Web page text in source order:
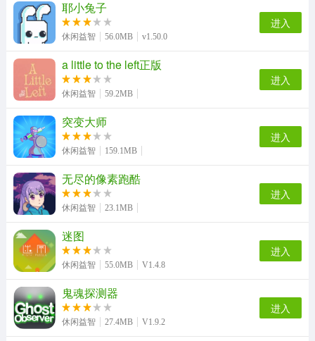
耶小兔子
休闲益智 56.0MB v1.50.0
进入
a little to the left正版
休闲益智 59.2MB
进入
突变大师
休闲益智 159.1MB
进入
无尽的像素跑酷
休闲益智 23.1MB
进入
迷图
休闲益智 55.0MB V1.4.8
进入
鬼魂探测器
休闲益智 27.4MB V1.9.2
进入